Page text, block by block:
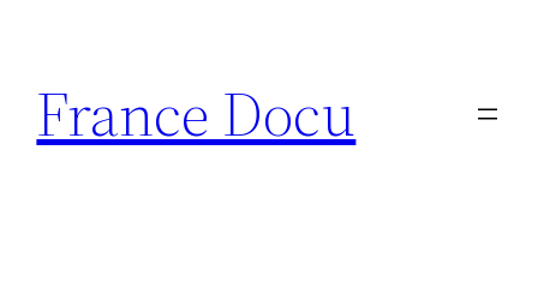
contenu
France Docu